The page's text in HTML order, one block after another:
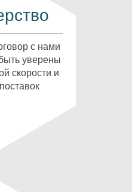
с нами
уверены
скорости и